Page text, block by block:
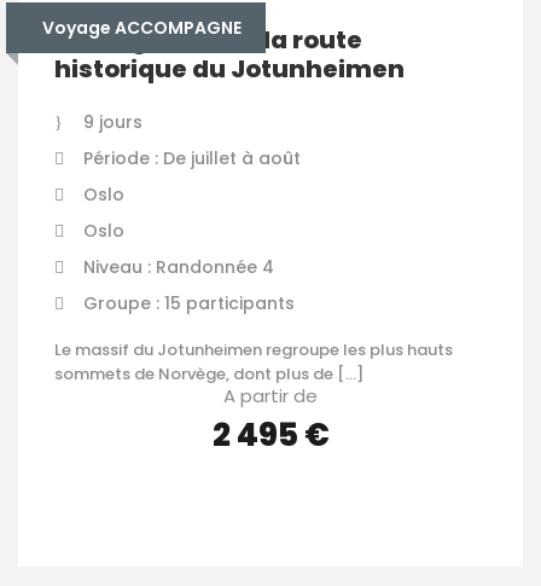
Voyage ACCOMPAGNE
Norvège – Trek : la route
historique du Jotunheimen
9 jours
Période : De juillet à août
Oslo
Oslo
Niveau : Randonnée 4
Groupe : 15 participants
Le massif du Jotunheimen regroupe les plus hauts
sommets de Norvège, dont plus de […]
A partir de
2 495 €